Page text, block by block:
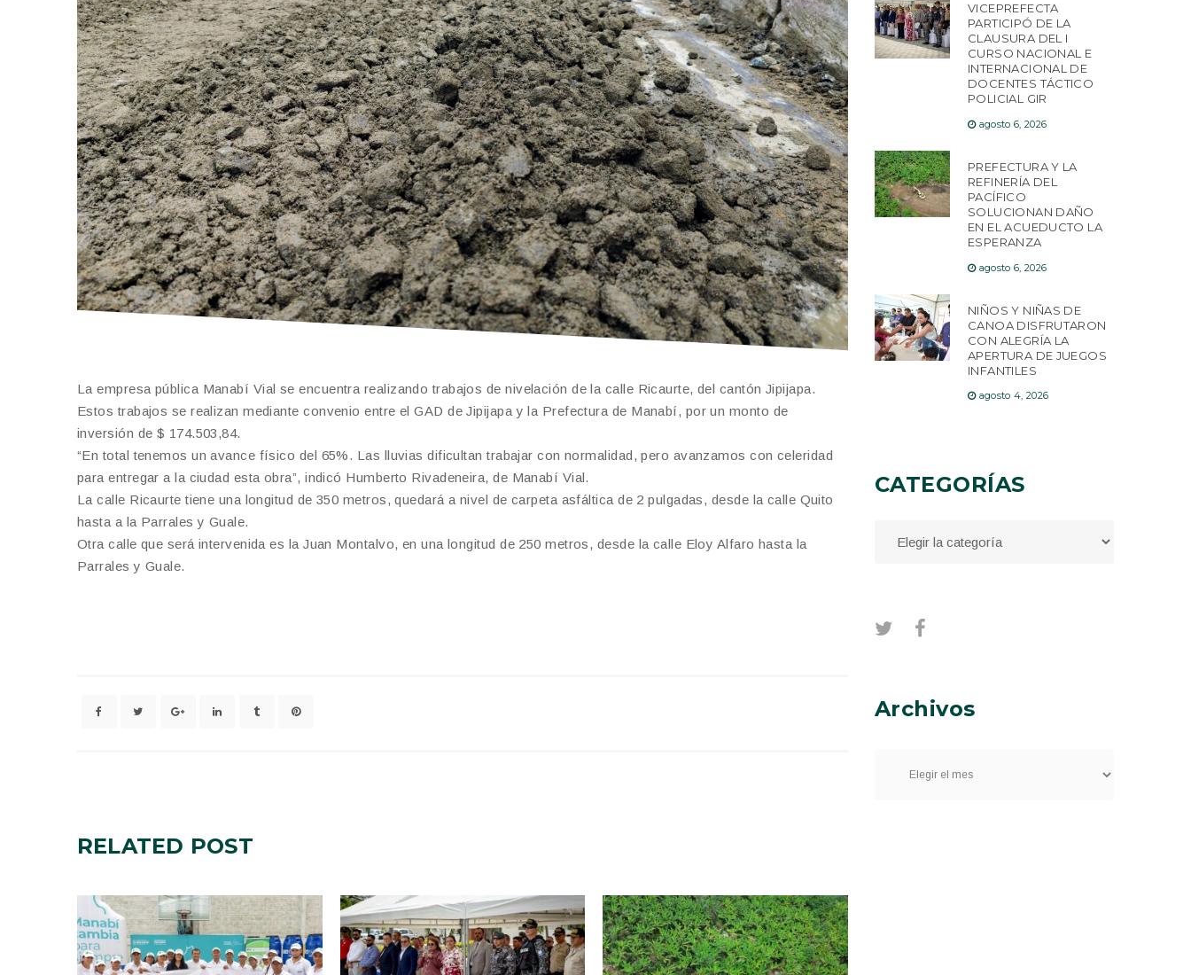
La empresa pública Manabí Vial se encuentra realizando trabajos de nivelación de la calle Ricaurte, del cantón Jipijapa.
Estos trabajos se realizan mediante convenio entre el GAD de Jipijapa y la Prefectura de Manabí, por un monto de
inversión de $ 174.503,84.
“En total tenemos un avance físico del 65%. Las lluvias dificultan trabajar con normalidad, pero avanzamos con celeridad
para entregar a la ciudad esta obra”, indicó Humberto Rivadeneira, de Manabí Vial.
La calle Ricaurte tiene una longitud de 350 metros, quedará a nivel de carpeta asfáltica de 2 pulgadas, desde la calle Quito
hasta a la Parrales y Guale.
Otra calle que será intervenida es la Juan Montalvo, en una longitud de 250 metros, desde la calle Eloy Alfaro hasta la
Parrales y Guale.
RELATED POST
VICEPREFECTA
PARTICIPÓ DE LA
CLAUSURA DEL I
CURSO NACIONAL E
INTERNACIONAL DE
DOCENTES TÁCTICO
POLICIAL GIR
agosto 6, 2026
PREFECTURA Y LA
REFINERÍA DEL
PACÍFICO
SOLUCIONAN DAÑO
EN EL ACUEDUCTO LA
ESPERANZA
agosto 6, 2026
NIÑOS Y NIÑAS DE
CANOA DISFRUTARON
CON ALEGRÍA LA
APERTURA DE JUEGOS
INFANTILES
agosto 4, 2026
CATEGORÍAS
Archivos